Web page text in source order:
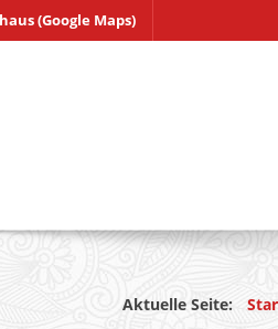
(Google Maps)
Aktuelle Seite: